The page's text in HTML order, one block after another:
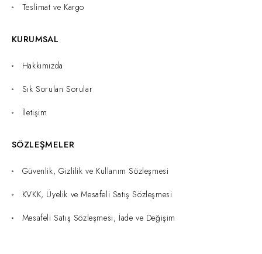
Teslimat ve Kargo
KURUMSAL
Hakkımızda
Sık Sorulan Sorular
İletişim
SÖZLEŞMELER
Güvenlik, Gizlilik ve Kullanım Sözleşmesi
KVKK, Üyelik ve Mesafeli Satış Sözleşmesi
Mesafeli Satış Sözleşmesi, İade ve Değişim